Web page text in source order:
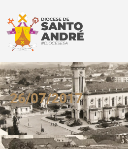
26/07/2017